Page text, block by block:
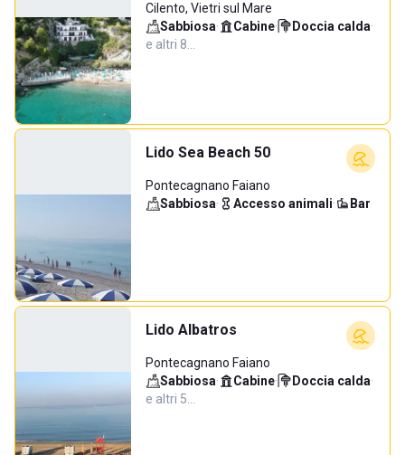
Cilento, Vietri sul Mare
Sabbiosa· Cabine· Doccia calda·
e altri 8…
Lido Sea Beach 50
Pontecagnano Faiano
Sabbiosa· Accesso animali· Bar
Lido Albatros
Pontecagnano Faiano
Sabbiosa· Cabine· Doccia calda·
e altri 5…